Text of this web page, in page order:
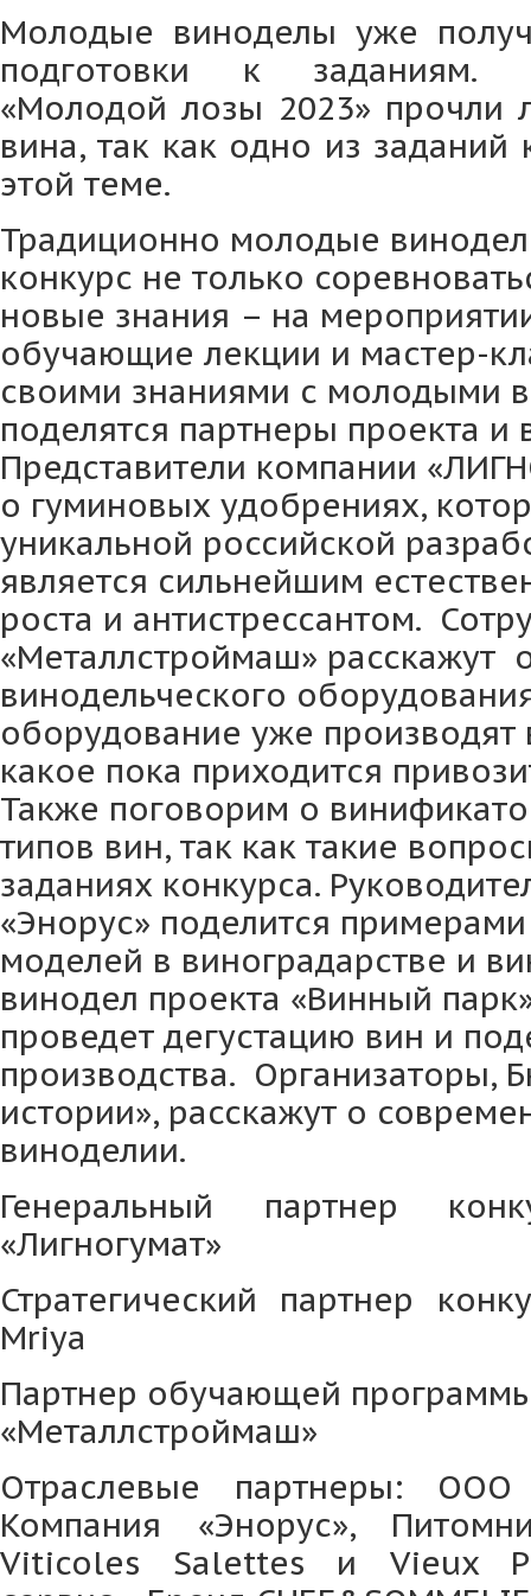
Молодые виноделы уже
подготовки к заданиям.
«Молодой лозы 2023» прочли
вина, так как одно из
этой теме.
Традиционно молодые
конкурс не только
новые знания – на
обучающие лекции и мастер-
своими знаниями с молодыми
поделятся партнеры проекта
Представители компании
о гуминовых удобрениях,
уникальной российской
является сильнейшим
роста и антистрессантом.
«Металлстроймаш» расскажут
винодельческого
оборудование уже производят
какое пока приходится
Также поговорим о
типов вин, так как такие
заданиях конкурса.
«Энорус» поделится
моделей в виноградарстве и
винодел проекта «Винный
проведет дегустацию вин и
производства. Организаторы,
истории», расскажут о
виноделии.
Генеральный партнер
«Лигногумат»
Стратегический партнер
Mriya
Партнер обучающей
«Металлстроймаш»
Отраслевые партнеры: ООО
Компания «Энорус»,
Viticoles Salettes и Vieux